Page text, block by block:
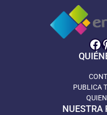
PUBLICA
NUESTRA